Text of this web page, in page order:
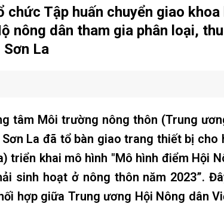
chức Tập huấn chuyển giao
nông dân tham gia phân loại,
La
tâm Môi trường nông thôn (Trung
La đã tổ bàn giao trang thiết bị cho
triển khai mô hình "Mô hình điểm Hội
sinh hoạt ở nông thôn năm 2023”.
hợp giữa Trung ương Hội Nông dân